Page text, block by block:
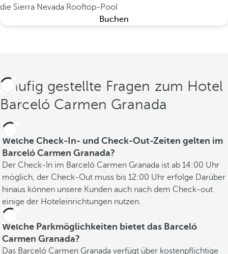
die Sierra Nevada Rooftop-Pool
Buchen
Häufig gestellte Fragen zum Hotel
Barceló Carmen Granada
Welche Check-In- und Check-Out-Zeiten gelten im
Barceló Carmen Granada?
Der Check-In im Barceló Carmen Granada ist ab 14:00 Uhr
möglich, der Check-Out muss bis 12:00 Uhr erfolge Darüber
hinaus können unsere Kunden auch nach dem Check-out
einige der Hoteleinrichtungen nutzen.
Welche Parkmöglichkeiten bietet das Barceló
Carmen Granada?
Das Barceló Carmen Granada verfügt über kostenpflichtige